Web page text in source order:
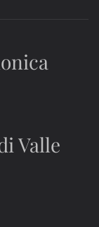
Valle